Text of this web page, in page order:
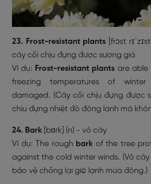
23. Frost-resistant plants [frɔst
cây cối chịu đựng được sương giá
Ví dụ: Frost-resistant plants are able
freezing temperatures of
damaged. (Cây cối chịu đựng được
chịu đựng nhiệt độ đông lạnh mà
24. Bark [bɑrk] (n) - vỏ cây
Ví dụ: The rough bark of the tree
against the cold winter winds. (Vỏ
bảo vệ chống lại gió lạnh mùa đông.)